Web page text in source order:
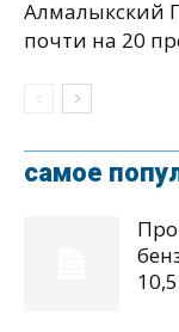
Алмалыкский
почти на 20
самое